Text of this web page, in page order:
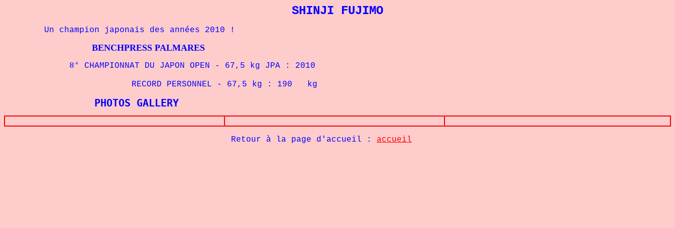
SHINJI FUJIMO
Un champion japonais des années 2010 !
BENCHPRESS PALMARES
8° CHAMPIONNAT DU JAPON OPEN - 67,5 kg JPA : 2010
RECORD PERSONNEL - 67,5 kg : 190 kg
PHOTOS GALLERY
Retour à la page d'accueil : accueil